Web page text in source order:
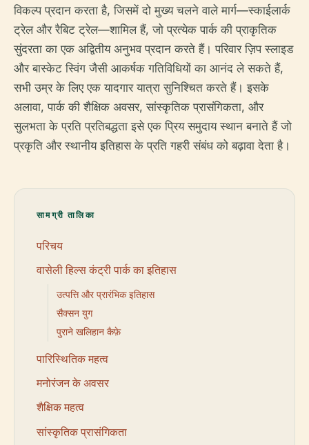
विकल्प प्रदान करता है, जिसमें दो मुख्य चलने वाले मार्ग—स्काईलार्क
ट्रेल और रैबिट ट्रेल—शामिल हैं, जो प्रत्येक पार्क की प्राकृतिक
सुंदरता का एक अद्वितीय अनुभव प्रदान करते हैं। परिवार ज़िप स्लाइड
और बास्केट स्विंग जैसी आकर्षक गतिविधियों का आनंद ले सकते हैं,
सभी उम्र के लिए एक यादगार यात्रा सुनिश्चित करते हैं। इसके
अलावा, पार्क की शैक्षिक अवसर, सांस्कृतिक प्रासंगिकता, और
सुलभता के प्रति प्रतिबद्धता इसे एक प्रिय समुदाय स्थान बनाते हैं जो
प्रकृति और स्थानीय इतिहास के प्रति गहरी संबंध को बढ़ावा देता है।
सामग्री तालिका
परिचय
वासेली हिल्स कंट्री पार्क का इतिहास
उत्पत्ति और प्रारंभिक इतिहास
सैक्सन युग
पुराने खलिहान कैफ़े
पारिस्थितिक महत्व
मनोरंजन के अवसर
शैक्षिक महत्व
सांस्कृतिक प्रासंगिकता